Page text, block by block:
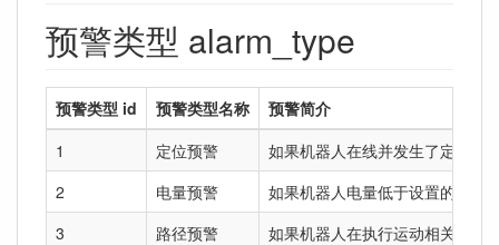
预警类型 alarm_type
预警类型 id 预警类型名称
预警简介
1
定位预警
如果机器人在线并发生了定位丢
2
电量预警
如果机器人电量低于设置的百分
3
路径预警
如果机器人在执行运动相关的任